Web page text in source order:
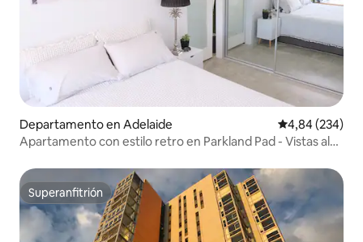
Departamento en Adelaide Calificación
4,84 (234)
Apartamento con estilo retro en Parkland Pad - Vistas al
Superanfitrión
Superanfitrión